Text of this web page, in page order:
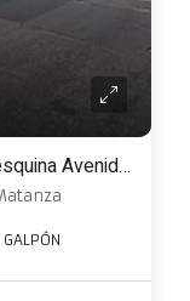
Gran galpón de 500m² ubicado en esquina Avenida Crovara y Cevallos
GALPÓN